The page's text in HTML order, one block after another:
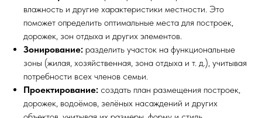
влажность и другие характеристики местности. Это
поможет определить оптимальные места для построек,
дорожек, зон отдыха и других элементов.
Зонирование: разделить участок на функциональные
зоны (жилая, хозяйственная, зона отдыха и т. д.), учитывая
потребности всех членов семьи.
Проектирование: создать план размещения построек,
дорожек, водоёмов, зелёных насаждений и других